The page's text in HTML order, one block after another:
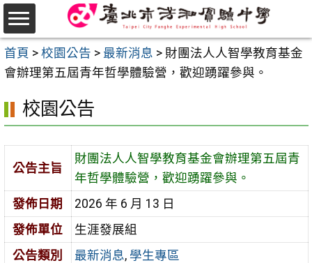
跳
至
主
要
區
首頁 > 校園公告 > 最新消息 > 財團法人人智學教育基金
會辦理第五屆青年哲學體驗營，歡迎踴躍參與。
校園公告
公告主旨
財團法人人智學教育基金會辦理第五屆青
年哲學體驗營，歡迎踴躍參與。
發佈日期
2026 年 6 月 13 日
發佈單位
生涯發展組
公告類別
最新消息, 學生專區
選
單